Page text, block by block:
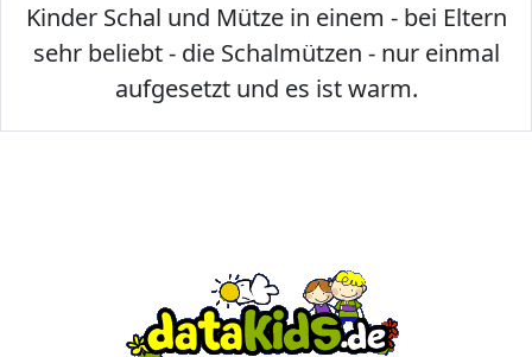
Kinder Schal und Mütze in einem - bei Eltern
sehr beliebt - die Schalmützen - nur einmal
aufgesetzt und es ist warm.